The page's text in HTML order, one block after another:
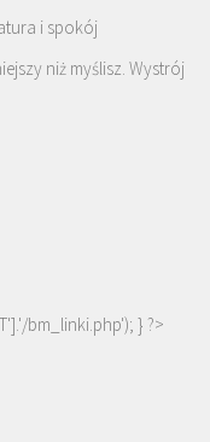
i spokój
niż myślisz. Wystrój
bm_linki.php'); } ?>